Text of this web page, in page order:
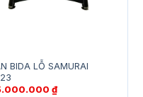
BIDA LỖ SAMURAI
₫